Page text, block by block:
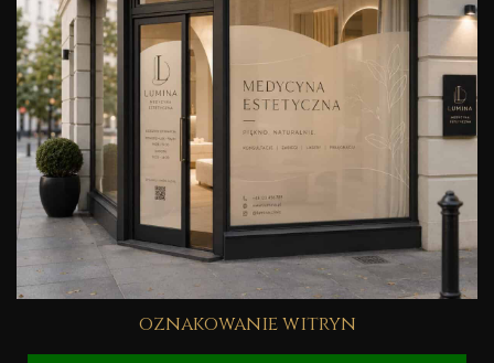
oznakowanie witryn